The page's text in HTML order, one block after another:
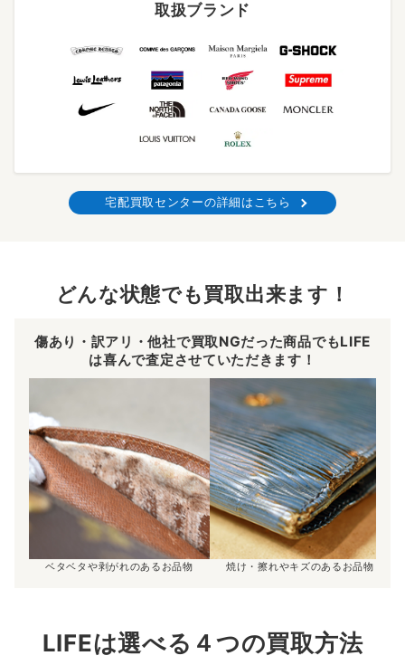
取扱ブランド
宅配買取センターの詳細はこちら
どんな状態でも買取出来ます！
傷あり・訳アリ・他社で買取NGだった商品でもLIFE
は喜んで査定させていただきます！
ベタベタや剥がれのあるお品物 焼け・擦れやキズのあるお品物
LIFEは選べる４つの買取方法